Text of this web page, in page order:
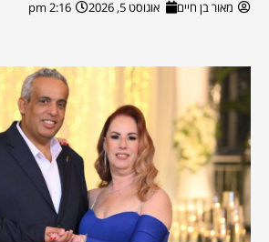
מאור בן חיים אוגוסט 5, 2026 2:16 pm